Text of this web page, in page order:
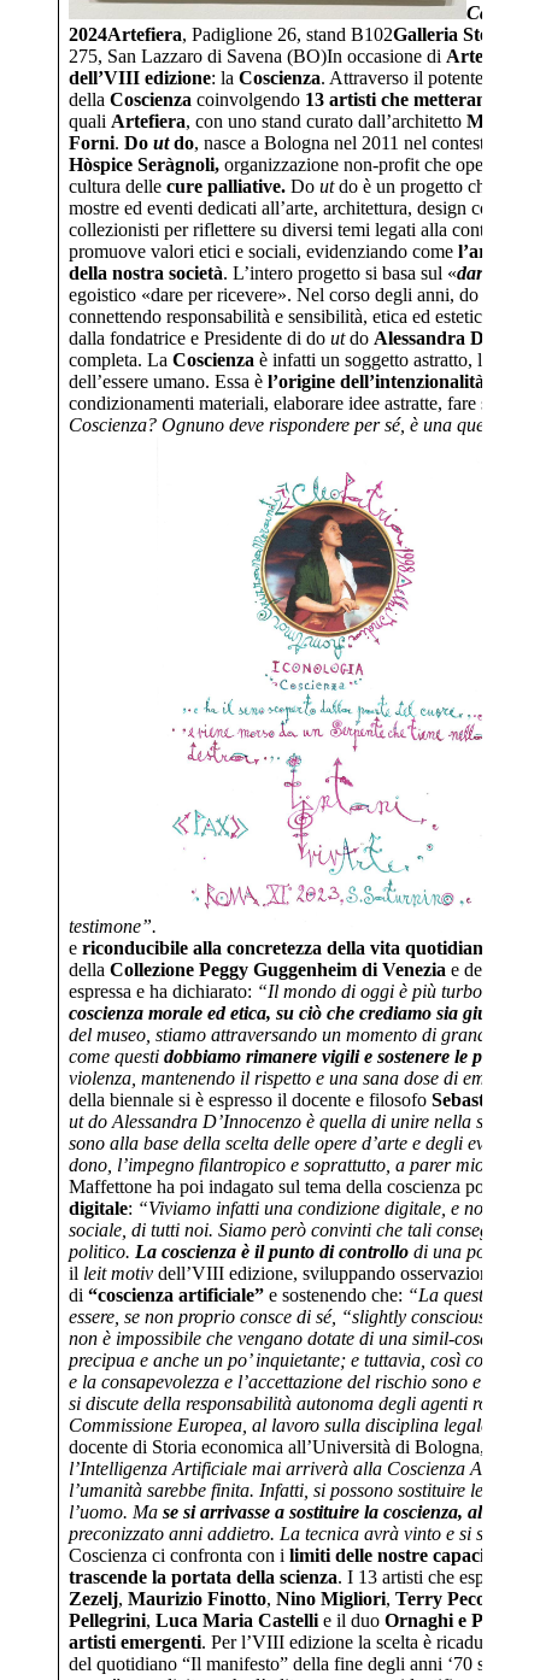
Canal
2024Artefiera, Padiglione 26, stand B102Galleria Stefano
275, San Lazzaro di Savena (BO)In occasione di Artefiera
dell’VIII edizione: la Coscienza. Attraverso il potente
della Coscienza coinvolgendo 13 artisti che metteranno in
quali Artefiera, con uno stand curato dall’architetto Mario
Forni. Do utdo, nasce a Bologna nel 2011 nel contesto
Hòspice Seràgnoli, organizzazione non-profit che opera nel
cultura delle cure palliative. Do utdo è un progetto charity
mostre ed eventi dedicati all’arte, architettura, design
collezionisti per riflettere su diversi temi legati alla
promuove valori etici e sociali, evidenziando come l’arte
della nostra società. L’intero progetto si basa sul «dare per
egoistico «dare per ricevere». Nel corso degli anni, do
connettendo responsabilità e sensibilità, etica ed estetica,
dalla fondatrice e Presidente di do utdo Alessandra
completa. La Coscienza è infatti un soggetto astratto, la sua
dell’essere umano. Essa è l’origine dell’intenzionalità,
condizionamenti materiali, elaborare idee astratte, fare
Coscienza? Ognuno deve rispondere per sé, è una
testimone”.
e riconducibile alla concretezza della vita quotidiana
della Collezione Peggy Guggenheim di Venezia e della
espressa e ha dichiarato: “Il mondo di oggi è più turbolento
coscienza morale ed etica, su ciò che crediamo sia giusto e
del museo, stiamo attraversando un momento di grandi
come questi dobbiamo rimanere vigili e sostenere le
violenza, mantenendo il rispetto e una sana dose di
della biennale si è espresso il docente e filosofo Sebastiano
ut do Alessandra D’Innocenzo è quella di unire nella stessa
sono alla base della scelta delle opere d’arte e degli eventi
dono, l’impegno filantropico e soprattutto, a parer mio,
Maffettone ha poi indagato sul tema della coscienza ponendo
digitale: “Viviamo infatti una condizione digitale, e non ne
sociale, di tutti noi. Siamo però convinti che tali
politico. La coscienza è il punto di controllo di una
il leit motiv dell’VIII edizione, sviluppando osservazioni
di “coscienza artificiale” e sostenendo che: “La questione
essere, se non proprio consce di sé, “slightly conscious”,
non è impossibile che vengano dotate di una simil-
precipua e anche un po’ inquietante; e tuttavia, così come
e la consapevolezza e l’accettazione del rischio sono
si discute della responsabilità autonoma degli agenti
Commissione Europea, al lavoro sulla disciplina legale delle
docente di Storia economica all’Università di Bologna, ha
l’Intelligenza Artificiale mai arriverà alla Coscienza
l’umanità sarebbe finita. Infatti, si possono sostituire le
l’uomo. Ma se si arrivasse a sostituire la coscienza, allora
preconizzato anni addietro. La tecnica avrà vinto e si sarà
Coscienza ci confronta con i limiti delle nostre capacità
trascende la portata della scienza. I 13 artisti che
Zezelj, Maurizio Finotto, Nino Migliori, Terry Pecora
Pellegrini, Luca Maria Castelli e il duo Ornaghi e
artisti emergenti. Per l’VIII edizione la scelta è ricaduta su
del quotidiano “Il manifesto” della fine degli anni ‘70 su cui